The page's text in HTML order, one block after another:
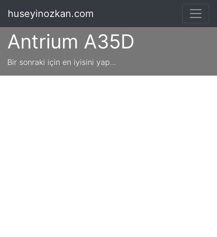
Antrium A35D
Bir sonraki için en iyisini yap...
huseyinozkan.com